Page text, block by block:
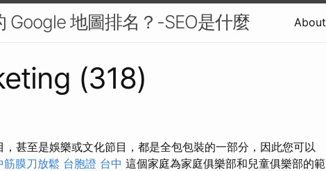
Google 地圖排名？-SEO是什麼 About
(318)
甚至是娛樂或文化節目，都是全包包裝的一部分，因此您可以
筋膜刀放鬆 台胞證 台中 這個家庭為家庭俱樂部和兒童俱樂部的範